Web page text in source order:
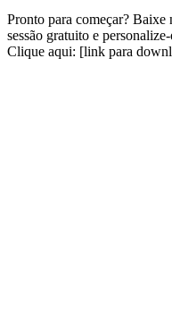
Pronto para começar? Baixe
sessão gratuito e
Clique aqui: [link para